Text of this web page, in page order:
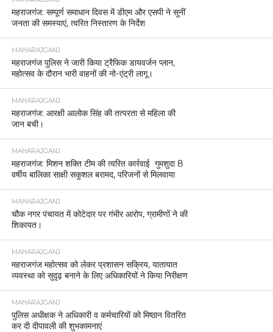
महराजगंज: सम्पूर्ण समाधान दिवस में डीएम और एसपी ने सुनीं
जनता की समस्याएं, त्वरित निस्तारण के निर्देश
MAHARAJGANJ
महराजगंज पुलिस ने जारी किया ट्रैफिक डायवर्जन प्लान,
महोत्सव के दौरान भारी वाहनों की नो-एंट्री लागू।
MAHARAJGANJ
महराजगंज: आरक्षी आलोक सिंह की तत्परता से महिला की
जान बची।
MAHARAJGANJ
महराजगंज: मिशन शक्ति टीम की त्वरित कार्रवाई गुमशुदा 8
वर्षीय बालिका साक्षी सकुशल बरामद, परिजनों से मिलवाया
MAHARAJGANJ
चौक नगर पंचायत में कोटेदार पर गंभीर आरोप, ग्रामीणों ने की
शिकायत।
MAHARAJGANJ
महराजगंज महोत्सव को लेकर प्रशासन सक्रिय, यातायात
व्यवस्था को सुदृढ़ बनाने के लिए अधिकारियों ने किया निरीक्षण
MAHARAJGANJ
पुलिस अधीक्षक ने अधिकारी व कर्मचारियों को मिष्ठान वितरित
कर दी दीपावली की शुभकामनाएं